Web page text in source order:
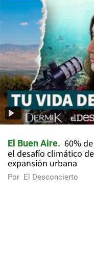
El Buen Aire
60%
el desafío climático
expansión urbana
Por El Desconcierto